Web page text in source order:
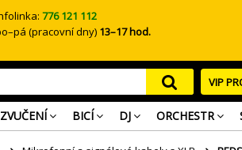
776 121 112
(pracovní dny) 13–17 hod.
VIP
BICÍ DJ ORCHESTR